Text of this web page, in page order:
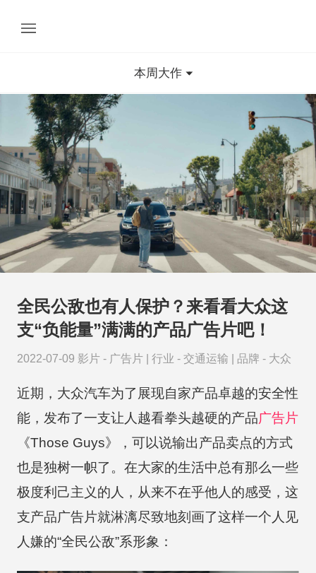
本周大作
全民公敌也有人保护？来看看大众这
支“负能量”满满的产品广告片吧！
2022-07-09 影片 - 广告片 行业 - 交通运输 品牌 - 大众
近期，大众汽车为了展现自家产品卓越的安全性
能，发布了一支让人越看拳头越硬的产品广告片
《Those Guys》，可以说输出产品卖点的方式
也是独树一帜了。在大家的生活中总有那么一些
极度利己主义的人，从来不在乎他人的感受，这
支产品广告片就淋漓尽致地刻画了这样一个人见
人嫌的“全民公敌”系形象：